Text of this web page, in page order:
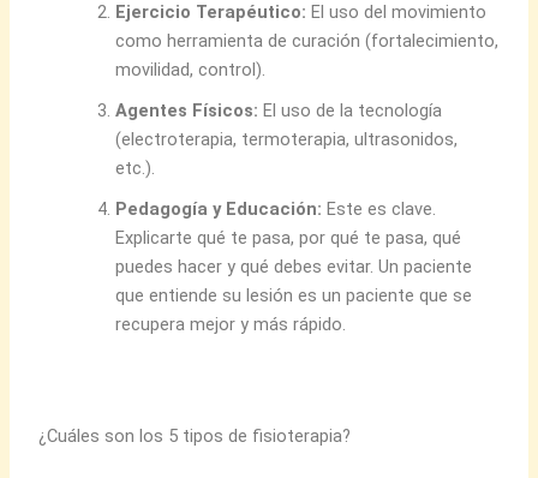
Ejercicio Terapéutico: El uso del movimiento
como herramienta de curación (fortalecimiento,
movilidad, control).
Agentes Físicos: El uso de la tecnología
(electroterapia, termoterapia, ultrasonidos,
etc.).
Pedagogía y Educación: Este es clave.
Explicarte qué te pasa, por qué te pasa, qué
puedes hacer y qué debes evitar. Un paciente
que entiende su lesión es un paciente que se
recupera mejor y más rápido.
¿Cuáles son los 5 tipos de fisioterapia?